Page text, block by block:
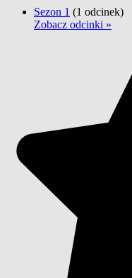
Sezon 1 (1 odcinek)
Zobacz odcinki »